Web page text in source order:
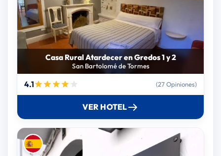
Casa Rural Atardecer en Gredos 1 y 2
San Bartolomé de Tormes
4.1 (27 Opiniones)
VER HOTEL